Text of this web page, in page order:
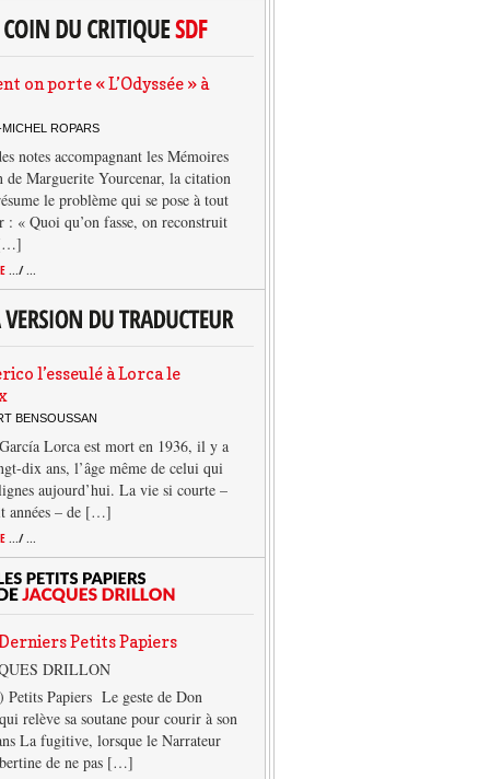
on porte « L’Odyssée » à
ROPARS
notes accompagnant les Mémoires
de Marguerite Yourcenar, la citation
le problème qui se pose à tout
: « Quoi qu’on fasse, on reconstruit
.../ ...
l’esseulé à Lorca le
BENSOUSSAN
Lorca est mort en 1936, il y a
dix ans, l’âge même de celui qui
aujourd’hui. La vie si courte –
années – de […]
.../ ...
Petits Papiers
DRILLON
Petits Papiers Le geste de Don
relève sa soutane pour courir à son
La fugitive, lorsque le Narrateur
de ne pas […]